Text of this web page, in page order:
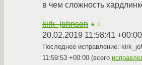
в чем сложность
kirk_johnson ★☆
20.02.2019 11:58:41 +00:00
Последнее исправление:
11:59:53 +00:00 (всего